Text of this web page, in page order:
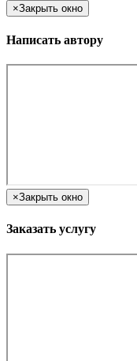
×Закрыть окно
Написать автору
×Закрыть окно
Заказать услугу